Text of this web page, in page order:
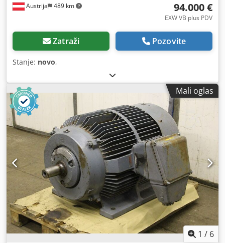
Austrija 489 km 94.000 €
EXW VB plus PDV
Zatraži Pozovite
Stanje: novo,
Mali oglas
1 / 6